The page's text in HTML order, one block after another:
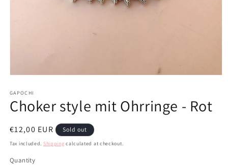
1
in
modal
GAPOCHI
Choker style mit Ohrringe - Rot
Regular
price
€12,00 EUR Sold out
Tax included. Shipping calculated at checkout.
Quantity